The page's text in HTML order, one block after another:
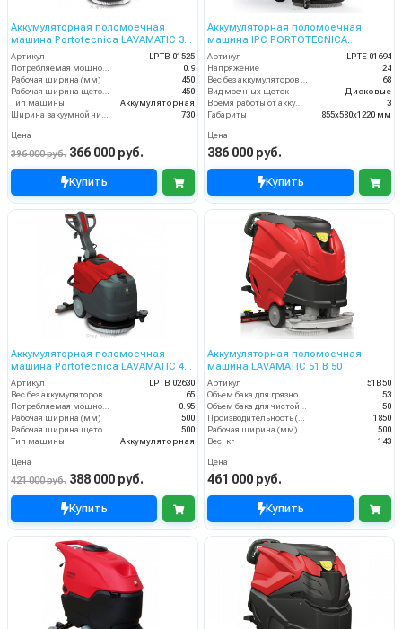
Аккумуляторная поломоечная
машина Portotecnica LAVAMATIC 30
B 45
Артикул
LPTB 01525
Потребляемая мощность (кВт)
0.9
Рабочая ширина (мм)
450
Рабочая ширина щеток (мм)
450
Тип машины
Аккумуляторная
Ширина вакуумной чистки (мм)
730
Цена
396 000 руб. 366 000 руб.
Купить
Аккумуляторная поломоечная
машина IPC PORTOTECNICA
LAVAMATIC 46 B 50
Артикул
LPTE 01694
Напряжение
24
Вес без аккумуляторов (кг)
68
Вид моечных щеток
Дисковые
Время работы от аккумуляторов (ч)
3
Габариты
855х580х1220 мм
Цена
386 000 руб.
Купить
Аккумуляторная поломоечная
машина Portotecnica LAVAMATIC 45
B 50
Артикул
LPTB 02630
Вес без аккумуляторов (кг)
65
Потребляемая мощность (кВт)
0.95
Рабочая ширина (мм)
500
Рабочая ширина щеток (мм)
500
Тип машины
Аккумуляторная
Цена
421 000 руб. 388 000 руб.
Купить
Аккумуляторная поломоечная
машина LAVAMATIC 51 B 50
Артикул
51B50
Объем бака для грязной воды, л
53
Объем бака для чистой воды, л
50
Производительность (м3/час)
1850
Рабочая ширина (мм)
500
Вес, кг
143
Цена
461 000 руб.
Купить